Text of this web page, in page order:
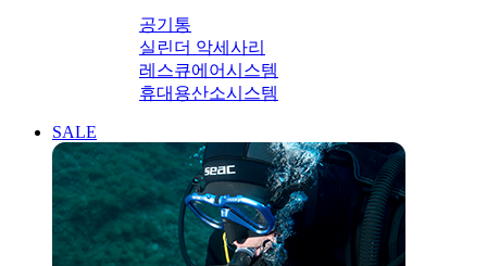
공기통
실린더 악세사리
레스큐에어시스템
휴대용산소시스템
SALE